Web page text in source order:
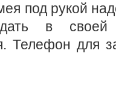
под рукой
в
Телефон для